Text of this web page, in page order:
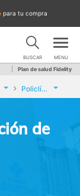
para tu compra
BUSCAR MENU
Plan de salud Fidelity
Policlínica Assistens
de